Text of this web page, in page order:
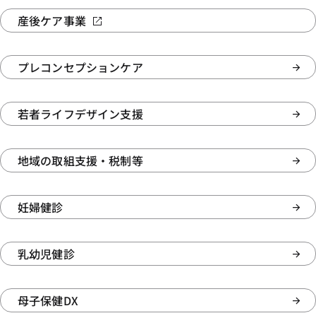
産後ケア事業
プレコンセプションケア
若者ライフデザイン支援
地域の取組支援・税制等
妊婦健診
乳幼児健診
母子保健DX